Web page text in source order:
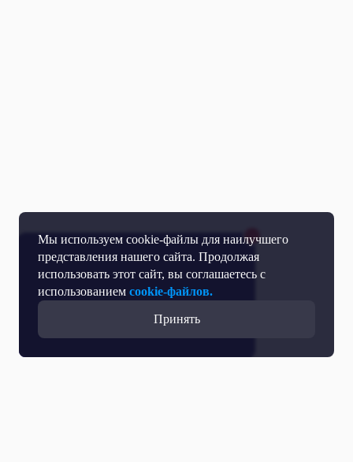
Мы используем cookie-файлы для наилучшего
представления нашего сайта. Продолжая
использовать этот сайт, вы соглашаетесь с
использованием cookie-файлов.
Принять